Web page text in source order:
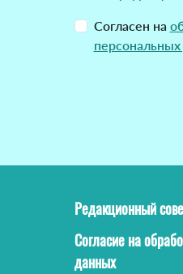
Согласен на
Редакционный
Согласие на
данных